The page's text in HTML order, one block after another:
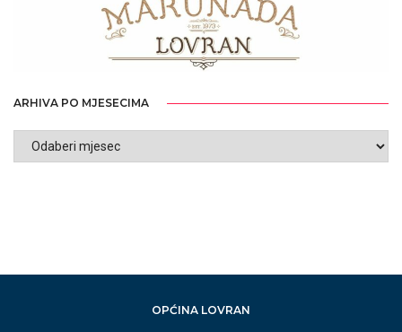
ARHIVA PO MJESECIMA
ARHIVA
OPĆINA LOVRAN